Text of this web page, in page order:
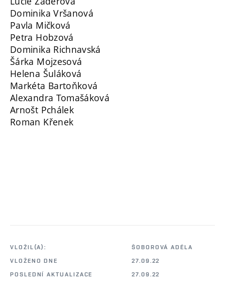
Dominika Vršanová
Pavla Mičková
Petra Hobzová
Dominika Richnavská
Šárka Mojzesová
Helena Šuláková
Markéta Bartoňková
Alexandra Tomašáková
Arnošt Pchálek
Roman Křenek
VLOŽIL(A):
ŠOBOROVÁ ADÉLA
VLOŽENO DNE
27.09.22
POSLEDNÍ AKTUALIZACE
27.09.22